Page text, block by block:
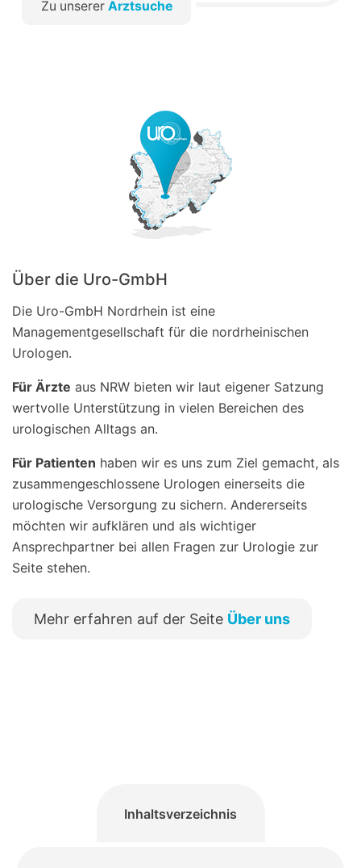
Zu unserer Arztsuche
Über die Uro-GmbH
Die Uro-GmbH Nordrhein ist eine
Managementgesellschaft für die nordrheinischen
Urologen.
Für Ärzte aus NRW bieten wir laut eigener Satzung
wertvolle Unterstützung in vielen Bereichen des
urologischen Alltags an.
Für Patienten haben wir es uns zum Ziel gemacht, als
zusammengeschlossene Urologen einerseits die
urologische Versorgung zu sichern. Andererseits
möchten wir aufklären und als wichtiger
Ansprechpartner bei allen Fragen zur Urologie zur
Seite stehen.
Mehr erfahren auf der Seite Über uns
Inhaltsverzeichnis